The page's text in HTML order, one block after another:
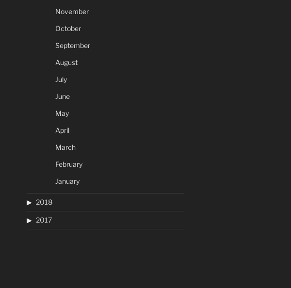
November
October
September
August
July
June
May
April
March
February
January
2018
2017